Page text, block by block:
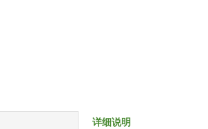
详细说明